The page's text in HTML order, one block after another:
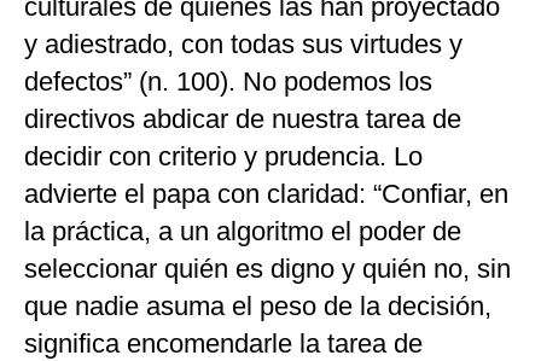
culturales de quienes las han proyectado
y adiestrado, con todas sus virtudes y
defectos” (n. 100). No podemos los
directivos abdicar de nuestra tarea de
decidir con criterio y prudencia. Lo
advierte el papa con claridad: “Confiar, en
la práctica, a un algoritmo el poder de
seleccionar quién es digno y quién no, sin
que nadie asuma el peso de la decisión,
significa encomendarle la tarea de